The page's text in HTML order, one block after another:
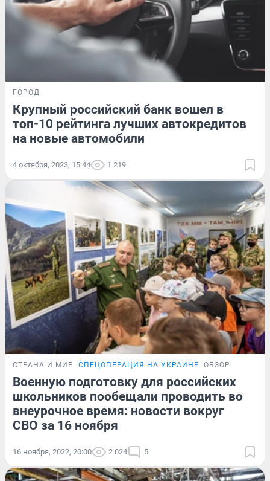
ГОРОД
Крупный российский банк вошел в
топ-10 рейтинга лучших автокредитов
на новые автомобили
4 октября, 2023, 15:44 1 219
СТРАНА И МИР СПЕЦОПЕРАЦИЯ НА УКРАИНЕ ОБЗОР
Военную подготовку для российских
школьников пообещали проводить во
внеурочное время: новости вокруг
СВО за 16 ноября
16 ноября, 2022, 20:00 2 024 5